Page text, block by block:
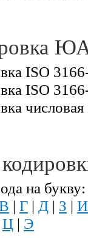
ISO
ISO
на букву:
| Г | Д | З | И
Ц | Э